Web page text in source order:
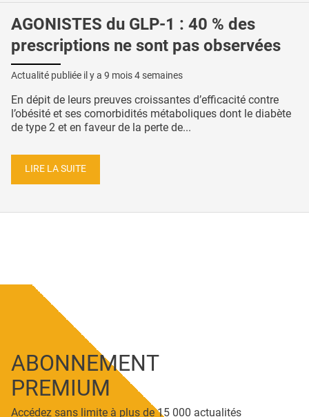
AGONISTES du GLP-1 : 40 % des
prescriptions ne sont pas observées
Actualité publiée il y a 9 mois 4 semaines
En dépit de leurs preuves croissantes d’efficacité contre
l’obésité et ses comorbidités métaboliques dont le diabète
de type 2 et en faveur de la perte de...
LIRE LA SUITE
ABONNEMENT
PREMIUM
Accédez sans limite à plus de 15 000 actualités